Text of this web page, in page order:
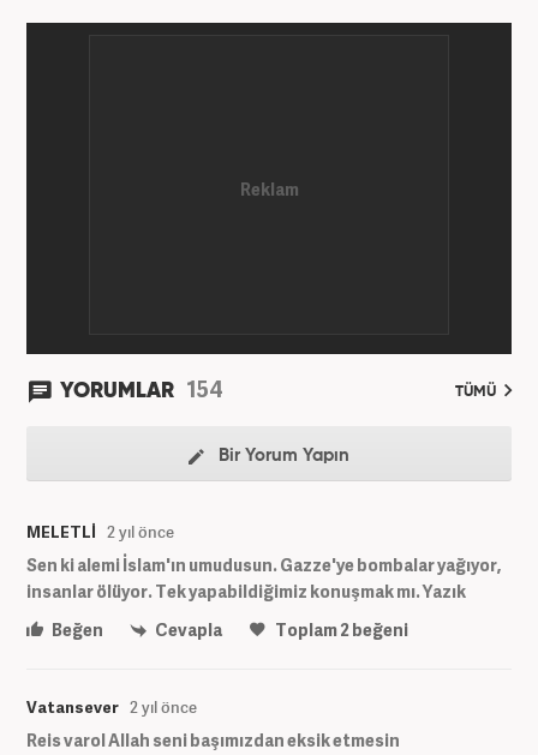
Yeni Şafak'ta kültür sanat, eğitim ve siyaset alanları
YORUMLAR 154 TÜMÜ
Bir Yorum Yapın
MELETLİ 2 yıl önce
Sen ki alemi İslam'ın umudusun. Gazze'ye bombalar yağıyor,
insanlar ölüyor. Tek yapabildiğimiz konuşmak mı. Yazık
Beğen
Cevapla Toplam2beğeni
Vatansever 2 yıl önce
Reis varol Allah seni başımızdan eksik etmesin